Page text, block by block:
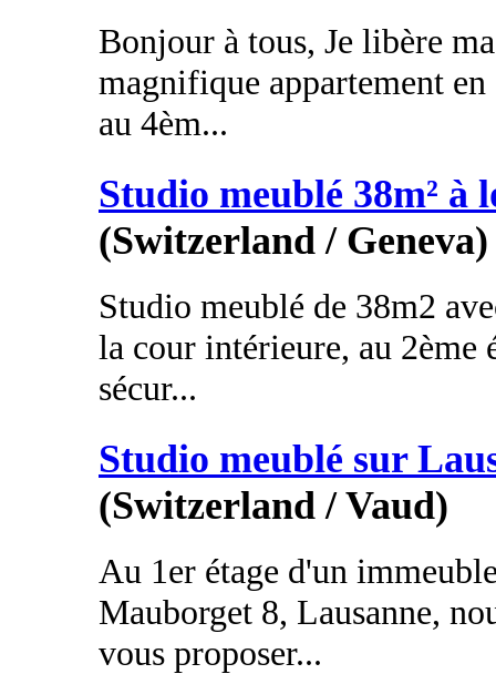
Bonjour à tous, Je libère
magnifique appartement
au 4èm...
Studio meublé 38m² à
(Switzerland / Geneva)
Studio meublé de 38m2
la cour intérieure, au 2ème
sécur...
Studio meublé sur
(Switzerland / Vaud)
Au 1er étage d'un
Mauborget 8, Lausanne,
vous proposer...